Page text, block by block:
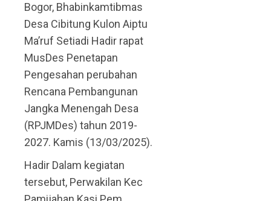
Bogor, Bhabinkamtibmas
Desa Cibitung Kulon Aiptu
Ma’ruf Setiadi Hadir rapat
MusDes Penetapan
Pengesahan perubahan
Rencana Pembangunan
Jangka Menengah Desa
(RPJMDes) tahun 2019-
2027. Kamis (13/03/2025).
Hadir Dalam kegiatan
tersebut, Perwakilan Kec